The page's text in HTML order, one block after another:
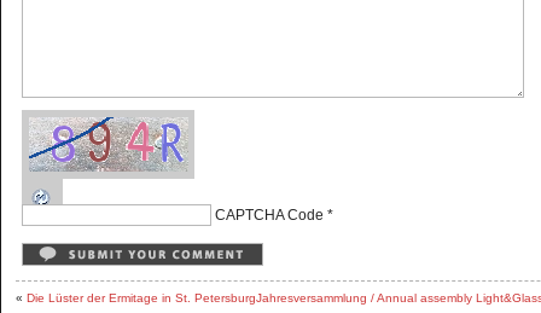
CAPTCHA Code *
« Die Lüster der Ermitage in St. PetersburgJahresversammlung / Annual assembly